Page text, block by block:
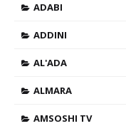
ADABI
ADDINI
AL'ADA
ALMARA
AMSOSHI TV